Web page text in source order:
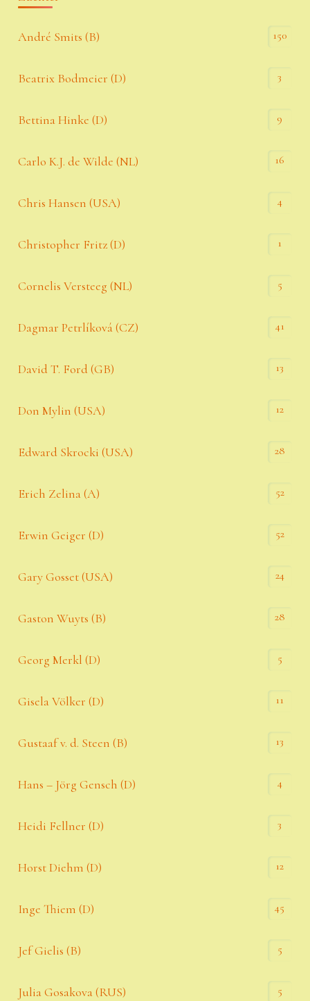
André Smits (B) 150
Beatrix Bodmeier (D) 3
Bettina Hinke (D) 9
Carlo K.J. de Wilde (NL) 16
Chris Hansen (USA) 4
Christopher Fritz (D) 1
Cornelis Versteeg (NL) 5
Dagmar Petrlíková (CZ) 41
David T. Ford (GB) 13
Don Mylin (USA) 12
Edward Skrocki (USA) 28
Erich Zelina (A) 52
Erwin Geiger (D) 52
Gary Gosset (USA) 24
Gaston Wuyts (B) 28
Georg Merkl (D) 5
Gisela Völker (D) 11
Gustaaf v. d. Steen (B) 13
Hans – Jörg Gensch (D) 4
Heidi Fellner (D) 3
Horst Diehm (D) 12
Inge Thiem (D) 45
Jef Gielis (B) 5
Julia Gosakova (RUS) 5